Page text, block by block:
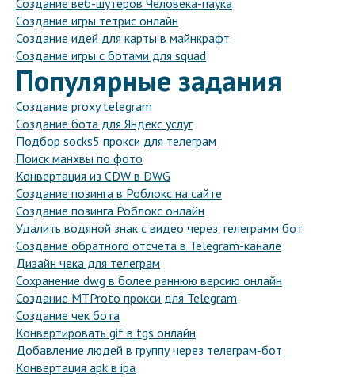
Создание веб-шутеров Человека-паука
Создание игры тетрис онлайн
Создание идей для карты в майнкрафт
Создание игры с ботами для squad
Популярные задания
Создание proxy telegram
Создание бота для Яндекс услуг
Подбор socks5 прокси для телеграм
Поиск манхвы по фото
Конвертация из CDW в DWG
Создание позинга в Роблокс на сайте
Создание позинга Роблокс онлайн
Удалить водяной знак с видео через телеграмм бот
Создание обратного отсчета в Telegram-канале
Дизайн чека для телеграм
Сохранение dwg в более раннюю версию онлайн
Создание MTProto прокси для Telegram
Создание чек бота
Конвертировать gif в tgs онлайн
Добавление людей в группу через телеграм-бот
Конвертация apk в ipa